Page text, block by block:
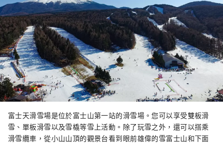
富士天滑雪場是位於富士山第一站的滑雪場。您可以享受雙板滑
雪、單板滑雪以及雪橇等雪上活動。除了玩雪之外，還可以搭乘
滑雪纜車，從小山山頂的觀景台看到眼前雄偉的雪富士山和下面